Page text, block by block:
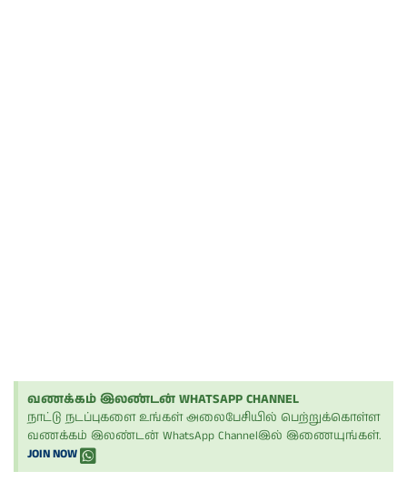
வணக்கம் இலண்டன் WHATSAPP CHANNEL
நாட்டு நடப்புகளை உங்கள் அலைபேசியில் பெற்றுக்கொள்ள
வணக்கம் இலண்டன் WhatsApp Channelஇல் இணையுங்கள்.
JOIN NOW